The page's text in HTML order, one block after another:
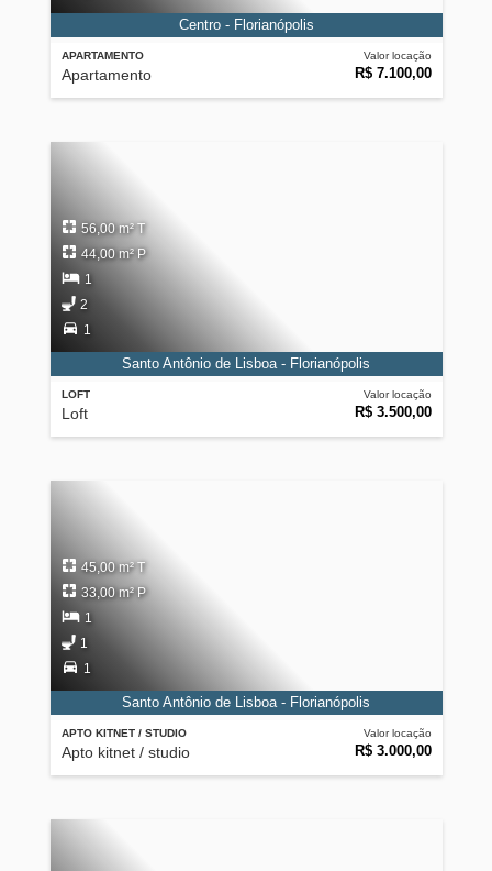
APARTAMENTO
Apartamento
Valor locação
R$ 7.100,00
Centro - Florianópolis
LOFT
Loft
Valor locação
R$ 3.500,00
56,00 m² T
44,00 m² P
1
2
1
Santo Antônio de Lisboa - Florianópolis
APTO KITNET / STUDIO
Apto kitnet / studio
Valor locação
R$ 3.000,00
45,00 m² T
33,00 m² P
1
1
1
Santo Antônio de Lisboa - Florianópolis